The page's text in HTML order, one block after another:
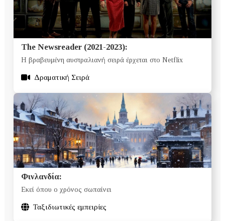
The Newsreader (2021-2023):
Η βραβευμένη αυστραλιανή σειρά έρχεται στο Netflix
Δραματική Σειρά
Φινλανδία:
Εκεί όπου ο χρόνος σωπαίνει
Ταξιδιωτικές εμπειρίες